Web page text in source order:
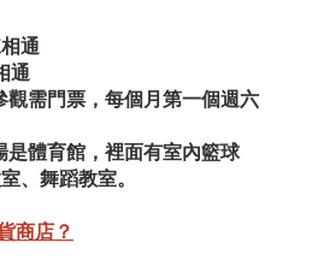
通
票，每個月第一個週六
育館，裡面有室內籃球
、舞蹈教室。
商店？